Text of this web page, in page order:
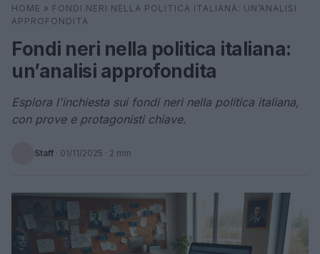
Cerca ⌕ ×
HOME » FONDI NERI NELLA POLITICA ITALIANA: UN’ANALISI
APPROFONDITA
Fondi neri nella politica italiana:
un’analisi approfondita
Esplora l'inchiesta sui fondi neri nella politica italiana,
con prove e protagonisti chiave.
Staff · 01/11/2025 · 2 min